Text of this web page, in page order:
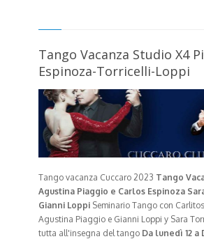
Tango Vacanza Studio X4
Espinoza-Torricelli-Loppi
Tango vacanza Cuccaro 2023 Tango
Agustina Piaggio e Carlos Espinoza
Gianni Loppi Seminario Tango con
Agustina Piaggio e Gianni Loppi y Sara
tutta all'insegna del tango Da lunedì 12 a